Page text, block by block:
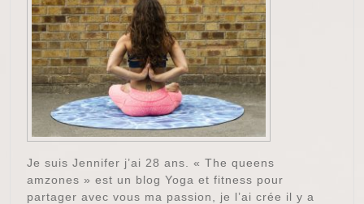
Je suis Jennifer j’ai 28 ans. « The queens
amzones » est un blog Yoga et fitness pour
partager avec vous ma passion, je l’ai crée il y a